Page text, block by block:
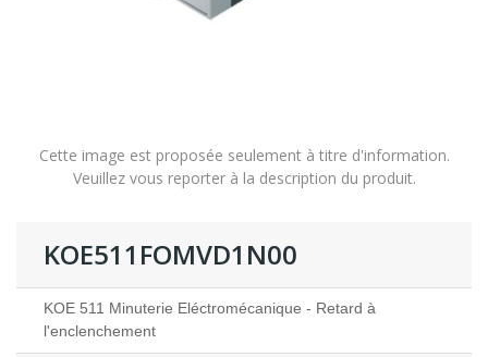
Cette image est proposée seulement à titre d'information.
Veuillez vous reporter à la description du produit.
KOE511FOMVD1N00
KOE 511 Minuterie Eléctromécanique - Retard à
l'enclenchement